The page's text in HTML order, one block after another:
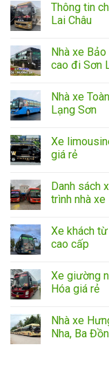
Thông tin
Lai Châu
Nhà xe
cao đi Sơn
Nhà xe
Lạng Sơn
Xe
giá rẻ
Danh sách
trình nhà xe
Xe khách
cao cấp
Xe giường
Hóa giá rẻ
Nhà xe
Nha, Ba Đồn